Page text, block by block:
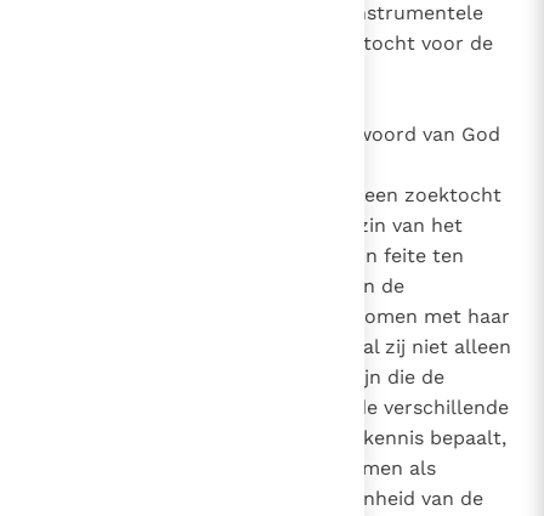
de rede te herleiden tot louter instrumentele
functies, zonder werkelijke hartstocht voor de
Om in harmonie te zijn met het woord van God
wijsheidsdimensie hervinden, als een zoektocht
naar de uiterste en omvattende zin van het
leven. Dit eerste vereiste draagt in feite ten
zeerste bij aan het stimuleren van de
wijsbegeerte om in het reine te komen met haar
eigen natuur. Door dat te doen zal zij niet alleen
de beslissende kritische factor zijn die de
grondslagen en de grenzen van de verschillende
gebieden van wetenschappelijke kennis bepaalt,
maar zal ze ook haar plaats innemen als
uiteindelijke raamwerk van de eenheid van de